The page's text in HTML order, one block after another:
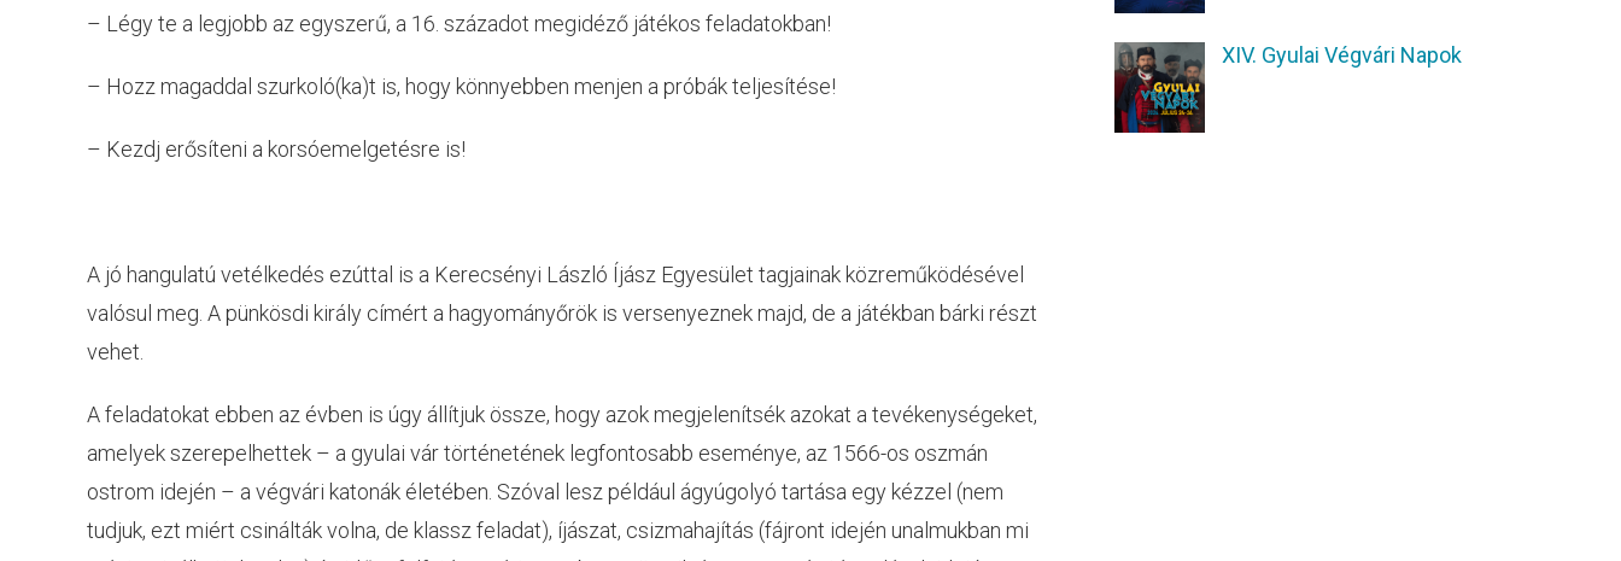
– Légy te a legjobb az egyszerű, a 16. századot megidéző játékos feladatokban!
– Hozz magaddal szurkoló(ka)t is, hogy könnyebben menjen a próbák teljesítése!
– Kezdj erősíteni a korsóemelgetésre is!
A jó hangulatú vetélkedés ezúttal is a Kerecsényi László Íjász Egyesület tagjainak közreműködésével
valósul meg. A pünkösdi király címért a hagyományőrök is versenyeznek majd, de a játékban bárki részt
vehet.
A feladatokat ebben az évben is úgy állítjuk össze, hogy azok megjelenítsék azokat a tevékenységeket,
amelyek szerepelhettek – a gyulai vár történetének legfontosabb eseménye, az 1566-os oszmán
ostrom idején – a végvári katonák életében. Szóval lesz például ágyúgolyó tartása egy kézzel (nem
tudjuk, ezt miért csinálták volna, de klassz feladat), íjászat, csizmahajítás (fájront idején unalmukban mi
XIV. Gyulai Végvári Napok